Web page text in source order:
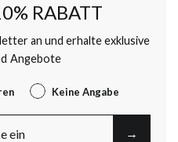
RABATT
an und erhalte exklusive
Angebote
Keine Angabe
→︎